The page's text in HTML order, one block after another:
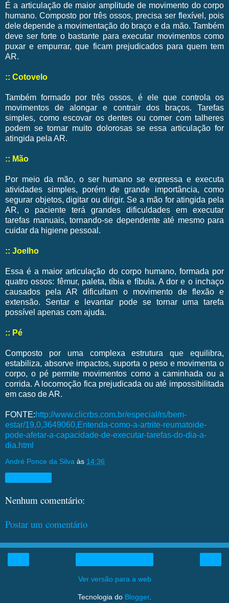
É a articulação de maior amplitude de movimento do corpo
humano. Composto por três ossos, precisa ser flexível, pois
dele depende a movimentação do braço e da mão. Também
deve ser forte o bastante para executar movimentos como
puxar e empurrar, que ficam prejudicados para quem tem
AR.
:: Cotovelo
Também formado por três ossos, é ele que controla os
movimentos de alongar e contrair dos braços. Tarefas
simples, como escovar os dentes ou comer com talheres
podem se tornar muito dolorosas se essa articulação for
atingida pela AR.
:: Mão
Por meio da mão, o ser humano se expressa e executa
atividades simples, porém de grande importância, como
segurar objetos, digitar ou dirigir. Se a mão for atingida pela
AR, o paciente terá grandes dificuldades em executar
tarefas manuais, tornando-se dependente até mesmo para
cuidar da higiene pessoal.
:: Joelho
Essa é a maior articulação do corpo humano, formada por
quatro ossos: fêmur, paleta, tíbia e fíbula. A dor e o inchaço
causados pela AR dificultam o movimento de flexão e
extensão. Sentar e levantar pode se tornar uma tarefa
possível apenas com ajuda.
:: Pé
Composto por uma complexa estrutura que equilibra,
estabiliza, absorve impactos, suporta o peso e movimenta o
corpo, o pé permite movimentos como a caminhada ou a
corrida. A locomoção fica prejudicada ou até impossibilitada
em caso de AR.
FONTE:http://www.clicrbs.com.br/especial/rs/bem-
estar/19,0,3649060,Entenda-como-a-artrite-reumatoide-
pode-afetar-a-capacidade-de-executar-tarefas-do-dia-a-
dia.html
André Ponce da Silva às 14:36
Nenhum comentário:
Postar um comentário
Ver versão para a web
Tecnologia do Blogger.